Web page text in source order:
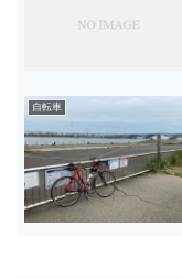
自転車